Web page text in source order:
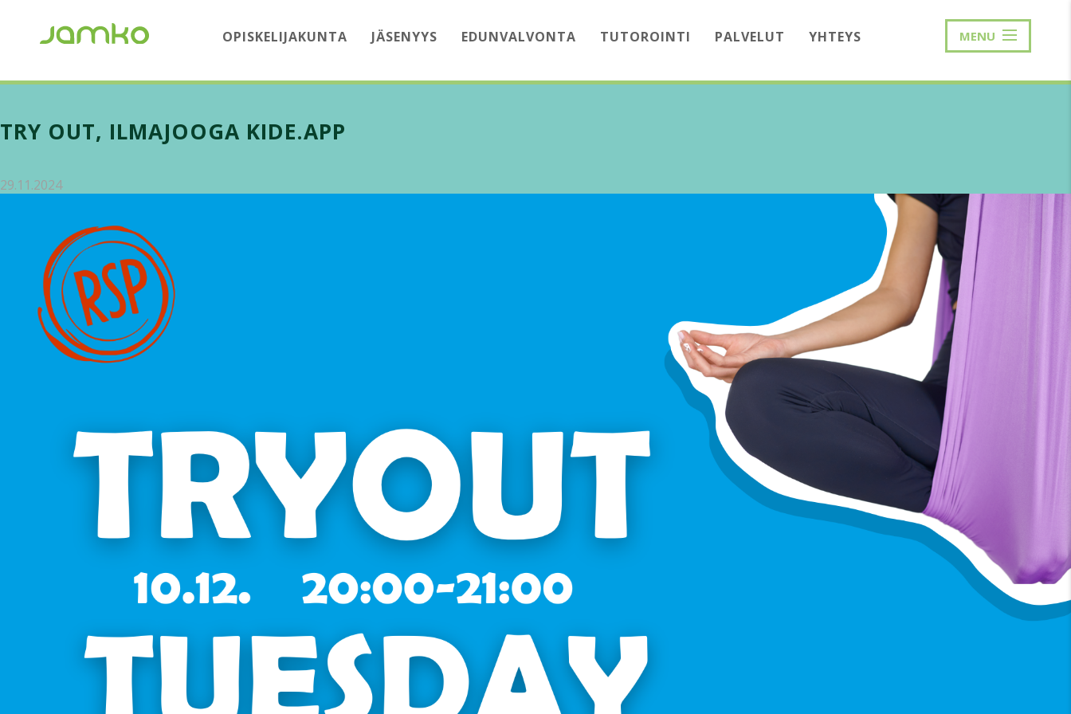
OPISKELIJAKUNTA JÄSENYYS EDUNVALVONTA TUTOROINTI PALVELUT YHTEYS MENU
TRY OUT, ILMAJOOGA KIDE.APP
29.11.2024